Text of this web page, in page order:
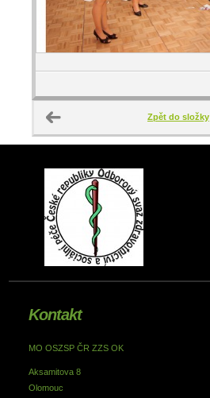
Zpět do složky
Kontakt
MO OSZSP ČR ZZS OK
Aksamitova 8
Olomouc